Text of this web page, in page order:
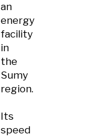
an
energy
facility
in
the
Sumy
region.
Its
speed